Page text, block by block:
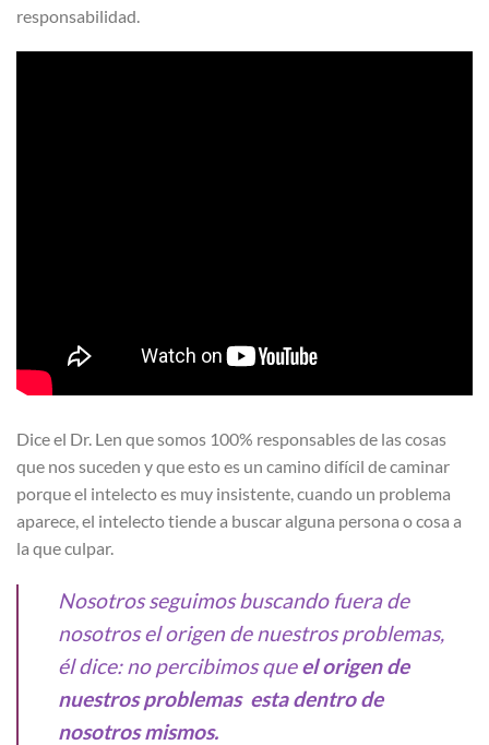
responsabilidad.
Dice el Dr. Len que somos 100% responsables de las cosas
que nos suceden y que esto es un camino difícil de caminar
porque el intelecto es muy insistente, cuando un problema
aparece, el intelecto tiende a buscar alguna persona o cosa a
la que culpar.
Nosotros seguimos buscando fuera de
nosotros el origen de nuestros problemas,
él dice: no percibimos queel origen de
nuestros problemas esta dentro de
nosotros mismos.